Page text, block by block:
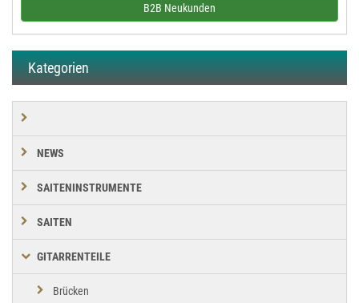
B2B Neukunden
Kategorien
NEWS
SAITENINSTRUMENTE
SAITEN
GITARRENTEILE
Brücken